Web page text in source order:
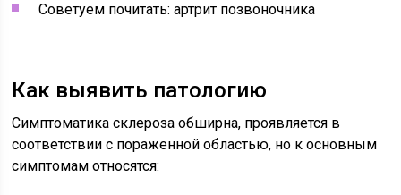
Советуем почитать: артрит позвоночника
Как выявить патологию
Симптоматика склероза обширна, проявляется в
соответствии с пораженной областью, но к основным
симптомам относятся: